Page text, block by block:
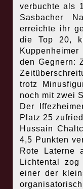
verbuchte als
Sasbacher
erreichte ihr
die Top 20,
den Gegnern:
trotz
noch mit zwei
Der
Platz 25
Hussain
4,5 Punkten
Rote Laterne
Lichtental
einer der